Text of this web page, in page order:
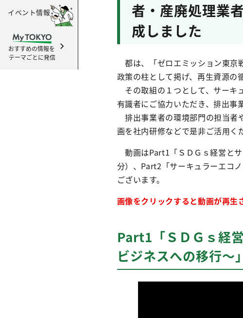
イベント情報
おすすめの情報を
テーマごとに発信
者・産廃処理業
成しました
都は、「ゼロエミッション東京
政策の柱として掲げ、再生資源の
その取組の１つとして、サーキ
有識者にご協力いただき、排出事
排出事業者の環境部門の担当者
画を社内研修などで是非ご活用く
動画はPart1「ＳＤＧｓ経営と
分）、Part2「サーキュラーエコ
ございます。
画像をクリックすると動画が再生
Part1「ＳＤＧｓ経
ビジネスへの移行～